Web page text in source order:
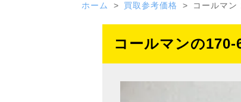
ホーム 買取参考価格 コールマ
コールマンの